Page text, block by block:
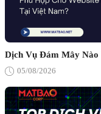
Dịch Vụ Đám Mây Nào
05/08/2026